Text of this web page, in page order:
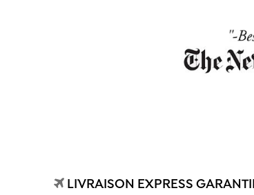
LIVRAISON EXPRESS